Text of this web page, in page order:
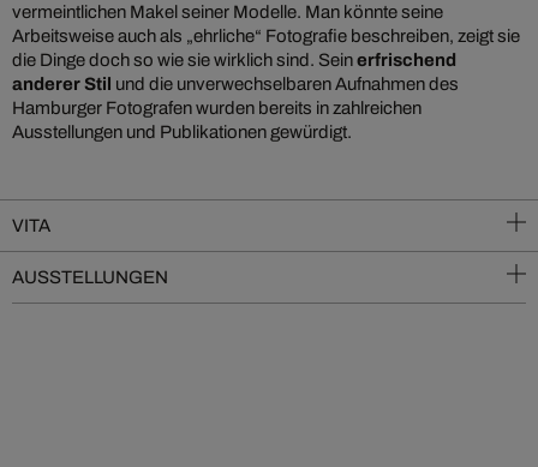
vermeintlichen Makel seiner Modelle. Man könnte seine
Arbeitsweise auch als „ehrliche“ Fotografie beschreiben, zeigt sie
die Dinge doch so wie sie wirklich sind. Seinerfrischend
anderer Stil und die unverwechselbaren Aufnahmen des
Hamburger Fotografen wurden bereits in zahlreichen
Ausstellungen und Publikationen gewürdigt.
VITA
AUSSTELLUNGEN